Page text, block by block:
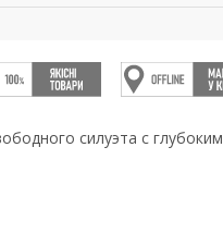
силуэта с глубоким